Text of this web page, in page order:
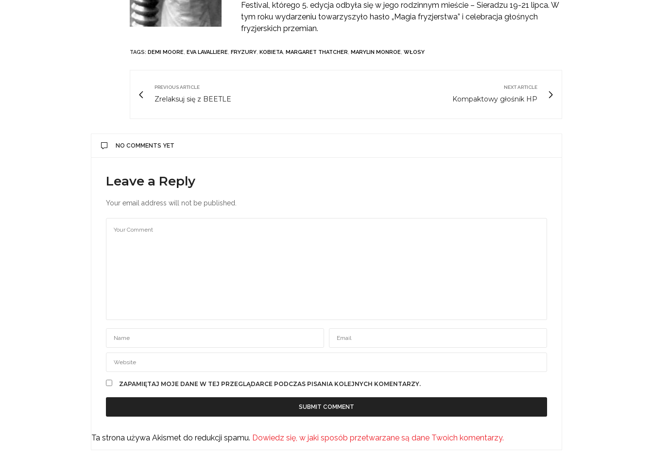
Festival, którego 5. edycja odbyła się w jego rodzinnym mieście – Sieradzu 19-21 lipca. W
tym roku wydarzeniu towarzyszyło hasło „Magia fryzjerstwa” i celebracja głośnych
fryzjerskich przemian.
TAGS: DEMI MOORE, EVA LAVALLIERE, FRYZURY, KOBIETA, MARGARET THATCHER, MARYLIN MONROE, WŁOSY
PREVIOUS ARTICLE
Zrelaksuj się z BEETLE
NEXT ARTICLE
Kompaktowy głośnik HP
NO COMMENTS YET
Leave a Reply
Your email address will not be published.
ZAPAMIĘTAJ MOJE DANE W TEJ PRZEGLĄDARCE PODCZAS PISANIA KOLEJNYCH KOMENTARZY.
Ta strona używa Akismet do redukcji spamu. Dowiedz się, w jaki sposób przetwarzane są dane Twoich komentarzy.